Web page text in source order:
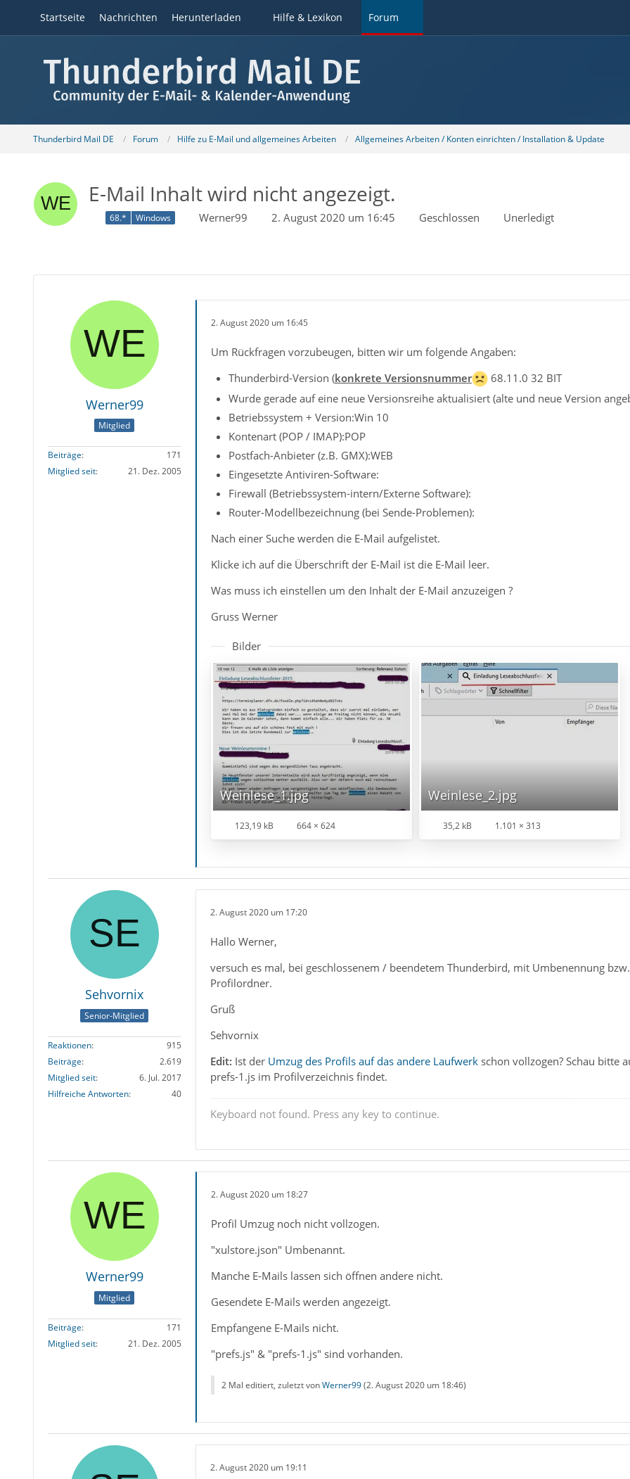
Startseite Nachrichten Herunterladen Hilfe & Lexikon Forum
Thunderbird Mail DE Forum Hilfe zu E-Mail und allgemeines Arbeiten Allgemeines Arbeiten / Konten einrichten / Installation & Update
E-Mail Inhalt wird nicht angezeigt.
68.* Windows Werner99 2. August 2020 um 16:45 Geschlossen Unerledigt
Werner99
Mitglied
Beiträge
171
Mitglied seit
21. Dez. 2005
2. August 2020 um 16:45
Um Rückfragen vorzubeugen, bitten wir um folgende Angaben:
Thunderbird-Version (konkrete Versionsnummer
68.11.0 32 BIT
Wurde gerade auf eine neue Versionsreihe aktualisiert (alte und neue Version
Betriebssystem + Version:Win 10
Kontenart (POP / IMAP):POP
Postfach-Anbieter (z.B. GMX):WEB
Eingesetzte Antiviren-Software:
Firewall (Betriebssystem-intern/Externe Software):
Router-Modellbezeichnung (bei Sende-Problemen):
Nach einer Suche werden die E-Mail aufgelistet.
Klicke ich auf die Überschrift der E-Mail ist die E-Mail leer.
Was muss ich einstellen um den Inhalt der E-Mail anzuzeigen ?
Gruss Werner
Bilder
Weinlese_1.jpg
123,19 kB 664 × 624
Weinlese_2.jpg
35,2 kB 1.101 × 313
Sehvornix
Senior-Mitglied
Reaktionen
915
Beiträge
2.619
Mitglied seit
6. Jul. 2017
Hilfreiche Antworten
40
2. August 2020 um 17:20
Hallo Werner,
versuch es mal, bei geschlossenem / beendetem Thunderbird, mit Umbenennung
Profilordner.
Gruß
Sehvornix
Edit: Ist der Umzug des Profils auf das andere Laufwerkschon vollzogen? Schau bitte
prefs-1.js im Profilverzeichnis findet.
Keyboard not found. Press any key to continue.
Werner99
Mitglied
Beiträge
171
Mitglied seit
21. Dez. 2005
2. August 2020 um 18:27
Profil Umzug noch nicht vollzogen.
"xulstore.json" Umbenannt.
Manche E-Mails lassen sich öffnen andere nicht.
Gesendete E-Mails werden angezeigt.
Empfangene E-Mails nicht.
"prefs.js" & "prefs-1.js" sind vorhanden.
2 Mal editiert, zuletzt vonWerner99(2. August 2020 um 18:46)
2. August 2020 um 19:11